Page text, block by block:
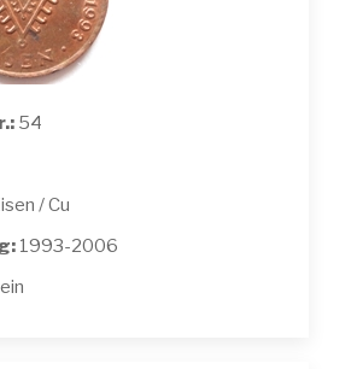
54
/ Cu
1993-2006